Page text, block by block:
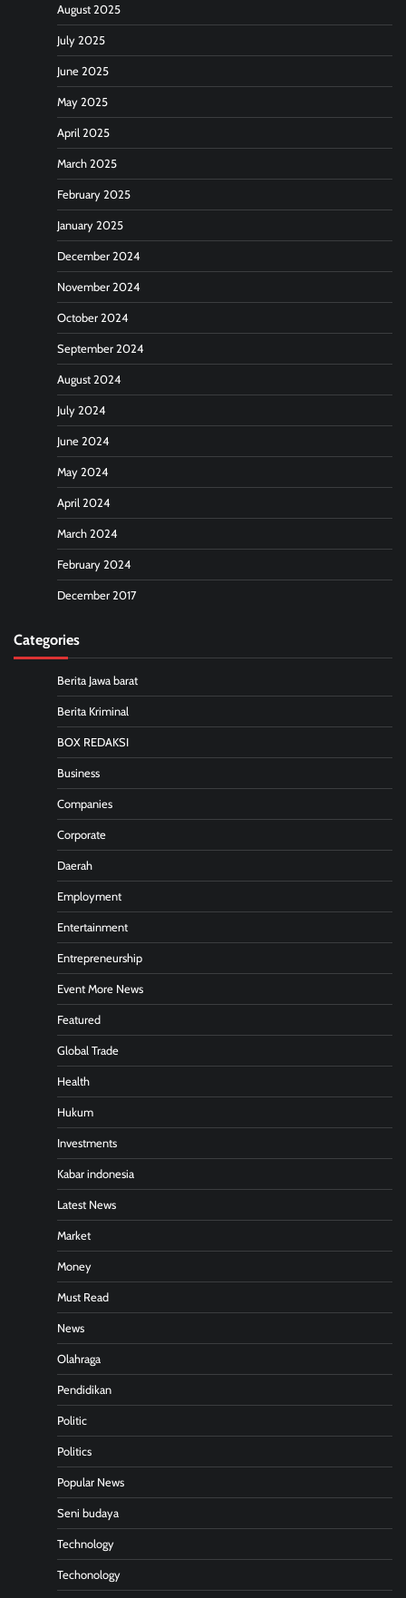
August 2025
July 2025
June 2025
May 2025
April 2025
March 2025
February 2025
January 2025
December 2024
November 2024
October 2024
September 2024
August 2024
July 2024
June 2024
May 2024
April 2024
March 2024
February 2024
December 2017
Categories
Berita Jawa barat
Berita Kriminal
BOX REDAKSI
Business
Companies
Corporate
Daerah
Employment
Entertainment
Entrepreneurship
Event More News
Featured
Global Trade
Health
Hukum
Investments
Kabar indonesia
Latest News
Market
Money
Must Read
News
Olahraga
Pendidikan
Politic
Politics
Popular News
Seni budaya
Technology
Techonology